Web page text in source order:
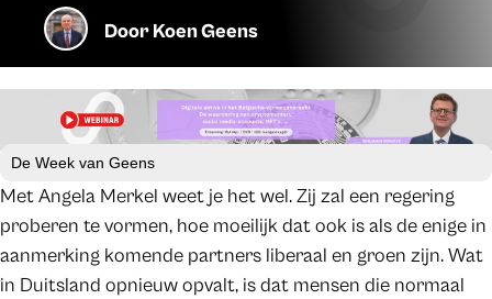
DoorKoen Geens
De Week van Geens
Met Angela Merkel weet je het wel. Zij zal een regering
proberen te vormen, hoe moeilijk dat ook is als de enige in
aanmerking komende partners liberaal en groen zijn. Wat
in Duitsland opnieuw opvalt, is dat mensen die normaal